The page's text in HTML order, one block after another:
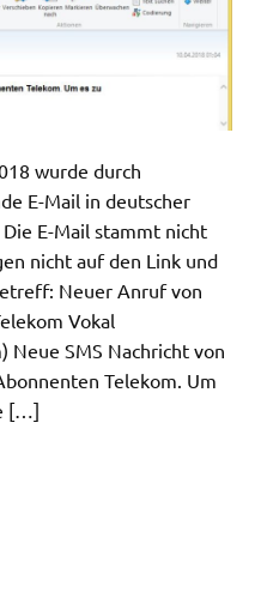
wurde durch
E-Mail in deutscher
E-Mail stammt nicht
nicht auf den Link und
Neuer Anruf von
Vokal
) Neue SMS Nachricht von
Telekom. Um
[…]